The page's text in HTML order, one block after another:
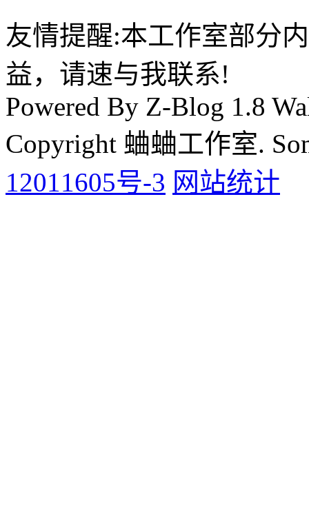
友情提醒:本工作室部分
益，请速与我联系!
Powered By Z-Blog 1.8
Copyright 蛐蛐工作室.
12011605号-3 网站统计